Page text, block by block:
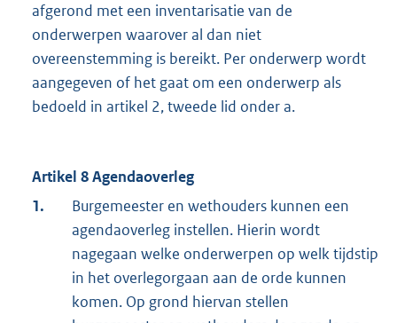
afgerond met een inventarisatie van de
onderwerpen waarover al dan niet
overeenstemming is bereikt. Per onderwerp wordt
aangegeven of het gaat om een onderwerp als
bedoeld in artikel 2, tweede lid onder a.
Artikel 8 Agendaoverleg
1.
Burgemeester en wethouders kunnen een
agendaoverleg instellen. Hierin wordt
nagegaan welke onderwerpen op welk tijdstip
in het overlegorgaan aan de orde kunnen
komen. Op grond hiervan stellen